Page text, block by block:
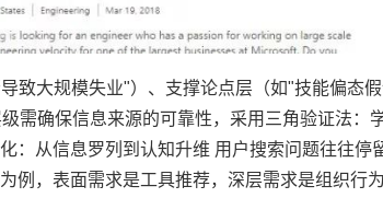
致大规模失业"）、支撑论点层（如"技能偏态
需确保信息来源的可靠性，采用三角验证法：
从信息罗列到认知升维 用户搜索问题往往停
例，表面需求是工具推荐，深层需求是组织行